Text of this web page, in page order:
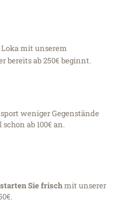
mit unserem
bereits ab 250€ beginnt.
weniger Gegenstände
ab 100€ an.
starten Sie frischmit unserer